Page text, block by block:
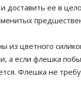
ее в
цветного
а если флешка
Флешка не